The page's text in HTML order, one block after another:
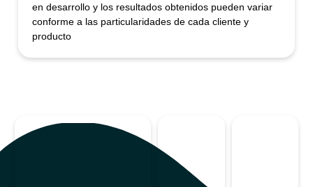
en desarrollo y los resultados obtenidos pueden variar
conforme a las particularidades de cada cliente y
producto